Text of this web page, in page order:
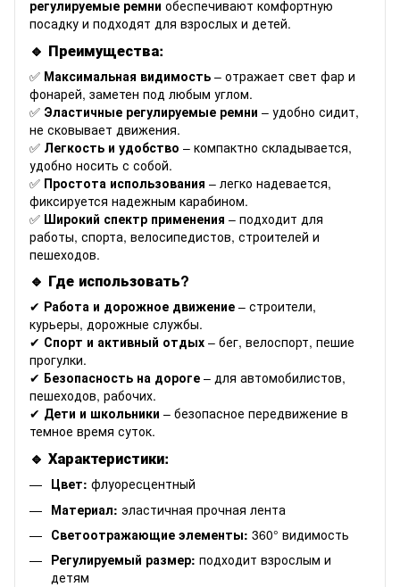
регулируемые ремни обеспечивают комфортную
посадку и подходят для взрослых и детей.
🔹 Преимущества:
✅ Максимальная видимость – отражает свет фар и
фонарей, заметен под любым углом.
✅ Эластичные регулируемые ремни – удобно сидит,
не сковывает движения.
✅ Легкость и удобство – компактно складывается,
удобно носить с собой.
✅ Простота использования – легко надевается,
фиксируется надежным карабином.
✅ Широкий спектр применения – подходит для
работы, спорта, велосипедистов, строителей и
пешеходов.
🔹 Где использовать?
✔ Работа и дорожное движение – строители,
курьеры, дорожные службы.
✔ Спорт и активный отдых – бег, велоспорт, пешие
прогулки.
✔ Безопасность на дороге – для автомобилистов,
пешеходов, рабочих.
✔ Дети и школьники – безопасное передвижение в
темное время суток.
🔹 Характеристики:
Цвет: флуоресцентный
Материал: эластичная прочная лента
Светоотражающие элементы: 360° видимость
Регулируемый размер: подходит взрослым и
детям